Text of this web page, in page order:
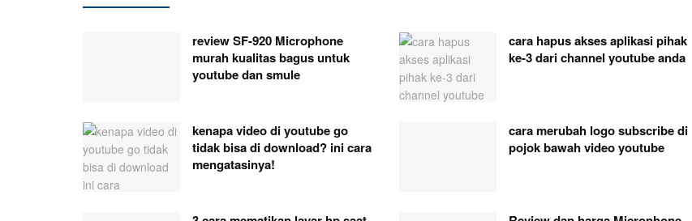
review SF-920 Microphone
murah kualitas bagus untuk
youtube dan smule
cara hapus akses aplikasi pihak
ke-3 dari channel youtube anda
kenapa video di youtube go
tidak bisa di download? ini cara
mengatasinya!
cara merubah logo subscribe di
pojok bawah video youtube